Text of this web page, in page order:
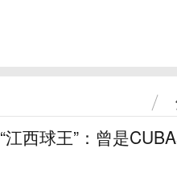
西球王”：曾是